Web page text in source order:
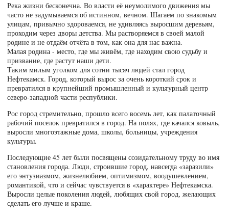
Река жизни бесконечна. Во власти её неумолимого движения мы
часто не задумываемся об истинном, вечном. Шагаем по знакомым
улицам, привычно здороваемся, не удивляясь выросшим деревьям,
проходим через дворы детства. Мы растворяемся в своей малой
родине и не отдаём отчёта в том, как она для нас важна.
Малая родина - место, где мы живём, где находим свою судьбу и
призвание, где растут наши дети.
Таким милым уголком для сотни тысяч людей стал город
Нефтекамск. Город, который вырос за очень короткий срок и
превратился в крупнейший промышленный и культурный центр
северо-западной части республики.
Рос город стремительно, прошло всего восемь лет, как палаточный
рабочий поселок превратился в город. На полях, где качался ковыль,
выросли многоэтажные дома, школы, больницы, учреждения
культуры.
Последующие 45 лет были посвящены созидательному труду во имя
становления города. Люди, строившие город, навсегда «заразили»
его энтузиазмом, жизнелюбием, оптимизмом, воодушевлением,
романтикой, что и сейчас чувствуется в «характере» Нефтекамска.
Выросли целые поколения людей, любящих свой город, желающих
сделать его лучше и краше.